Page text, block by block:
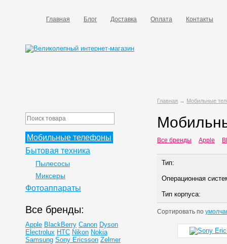
Главная Блог Доставка Оплата Контакты
Главная → Мобильные
Все бренды Apple
Тип:
Операционная
Тип корпуса:
Сортировать по
Мобильные телефоны
Бытовая техника
Пылесосы
Миксеры
Фотоаппараты
Все бренды:
Apple BlackBerry Canon Dyson
Electrolux HTC Nikon Nokia
Samsung Sony Ericsson Zelmer